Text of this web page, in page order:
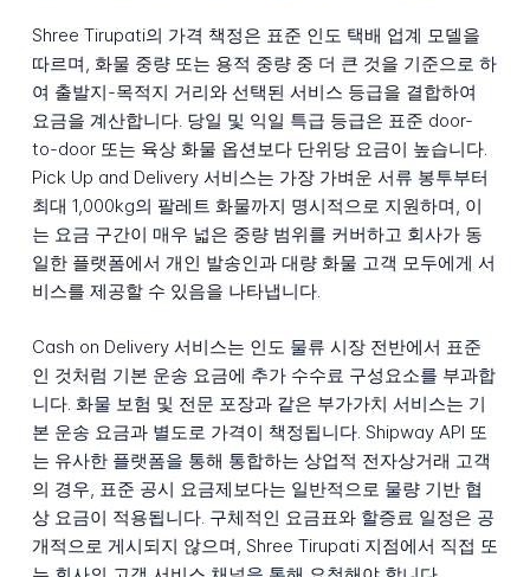
Shree Tirupati의 가격 책정은 표준 인도 택배 업계 모델을
따르며, 화물 중량 또는 용적 중량 중 더 큰 것을 기준으로 하
여 출발지-목적지 거리와 선택된 서비스 등급을 결합하여
요금을 계산합니다. 당일 및 익일 특급 등급은 표준 door-
to-door 또는 육상 화물 옵션보다 단위당 요금이 높습니다.
Pick Up and Delivery 서비스는 가장 가벼운 서류 봉투부터
최대 1,000kg의 팔레트 화물까지 명시적으로 지원하며, 이
는 요금 구간이 매우 넓은 중량 범위를 커버하고 회사가 동
일한 플랫폼에서 개인 발송인과 대량 화물 고객 모두에게 서
비스를 제공할 수 있음을 나타냅니다.
Cash on Delivery 서비스는 인도 물류 시장 전반에서 표준
인 것처럼 기본 운송 요금에 추가 수수료 구성요소를 부과합
니다. 화물 보험 및 전문 포장과 같은 부가가치 서비스는 기
본 운송 요금과 별도로 가격이 책정됩니다. Shipway API 또
는 유사한 플랫폼을 통해 통합하는 상업적 전자상거래 고객
의 경우, 표준 공시 요금제보다는 일반적으로 물량 기반 협
상 요금이 적용됩니다. 구체적인 요금표와 할증료 일정은 공
개적으로 게시되지 않으며, Shree Tirupati 지점에서 직접 또